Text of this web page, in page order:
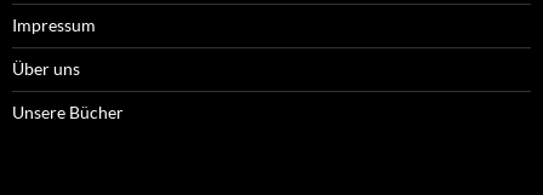
Impressum
Über uns
Unsere Bücher